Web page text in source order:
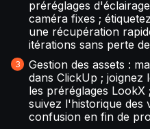
préréglages
caméra fixes ;
une récupération
itérations sans perte
Gestion des assets :
dans ClickUp ; joignez
les préréglages LookX
suivez l'historique des
confusion en fin de